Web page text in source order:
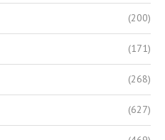
(200)
(171)
(268)
(627)